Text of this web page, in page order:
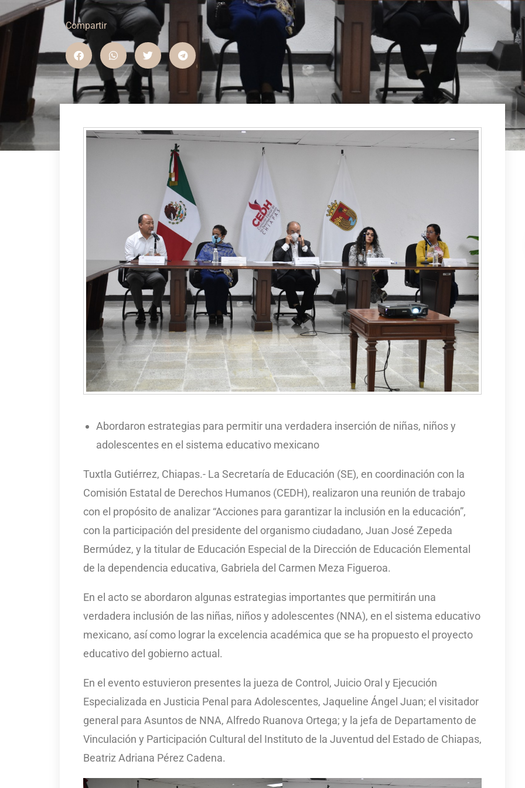
Compartir
Abordaron estrategias para permitir una verdadera inserción de niñas, niños y
adolescentes en el sistema educativo mexicano
Tuxtla Gutiérrez, Chiapas.- La Secretaría de Educación (SE), en coordinación con la
Comisión Estatal de Derechos Humanos (CEDH), realizaron una reunión de trabajo
con el propósito de analizar “Acciones para garantizar la inclusión en la educación”,
con la participación del presidente del organismo ciudadano, Juan José Zepeda
Bermúdez, y la titular de Educación Especial de la Dirección de Educación Elemental
de la dependencia educativa, Gabriela del Carmen Meza Figueroa.
En el acto se abordaron algunas estrategias importantes que permitirán una
verdadera inclusión de las niñas, niños y adolescentes (NNA), en el sistema educativo
mexicano, así como lograr la excelencia académica que se ha propuesto el proyecto
educativo del gobierno actual.
En el evento estuvieron presentes la jueza de Control, Juicio Oral y Ejecución
Especializada en Justicia Penal para Adolescentes, Jaqueline Ángel Juan; el visitador
general para Asuntos de NNA, Alfredo Ruanova Ortega; y la jefa de Departamento de
Vinculación y Participación Cultural del Instituto de la Juventud del Estado de Chiapas,
Beatriz Adriana Pérez Cadena.